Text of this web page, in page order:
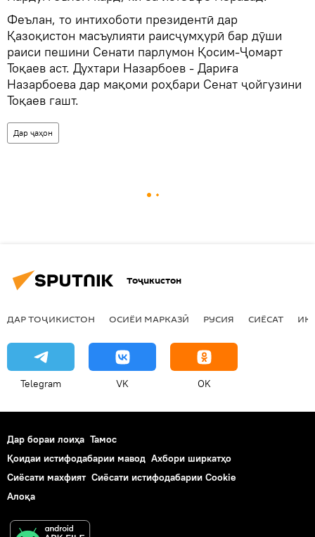
Феълан, то интихоботи президентӣ дар
Қазоқистон масъулияти раисҷумҳурӣ бар дӯши
раиси пешини Сенати парлумон Қосим-Ҷомарт
Тоқаев аст. Духтари Назарбоев - Дариға
Назарбоева дар мақоми роҳбари Сенат ҷойгузини
Тоқаев гашт.
Дар ҷаҳон
Тоҷикистон
ДАР ТОҶИКИСТОН ОСИЁИ МАРКАЗӢ РУСИЯ СИЁСАТ
Telegram VK OK
Дар бораи лоиҳа Тамос
Қоидаи истифодабарии мавод Ахбори ширкатҳо
Сиёсати махфият Сиёсати истифодабарии Cookie
Алоқа